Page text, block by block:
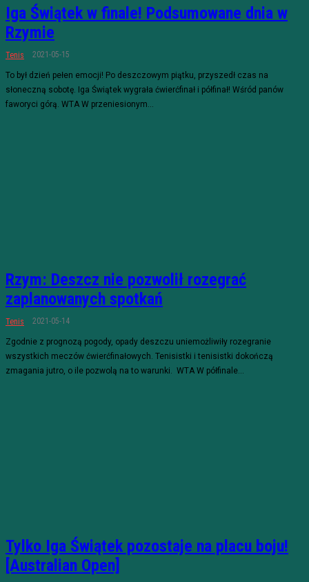
Iga Świątek w finale! Podsumowane dnia w
Rzymie
Tenis 2021-05-15
To był dzień pełen emocji! Po deszczowym piątku, przyszedł czas na
słoneczną sobotę. Iga Świątek wygrała ćwierćfinał i półfinał! Wśród panów
faworyci górą. WTA W przeniesionym...
Rzym: Deszcz nie pozwolił rozegrać
zaplanowanych spotkań
Tenis 2021-05-14
Zgodnie z prognozą pogody, opady deszczu uniemożliwiły rozegranie
wszystkich meczów ćwierćfinałowych. Tenisistki i tenisistki dokończą
zmagania jutro, o ile pozwolą na to warunki. WTA W półfinale...
Tylko Iga Świątek pozostaje na placu boju!
[Australian Open]